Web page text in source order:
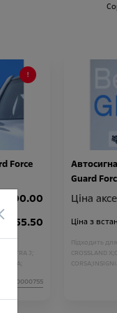
Force
300.00
355.50
ASTRA J;
ZAFIRA;
Guard
Ціна
Ціна з
Підходить для
CROSSLAND X;
CORSA;